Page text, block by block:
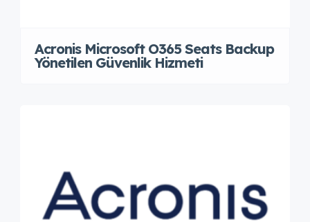
Acronis Microsoft O365 Seats Backup
Yönetilen Güvenlik Hizmeti